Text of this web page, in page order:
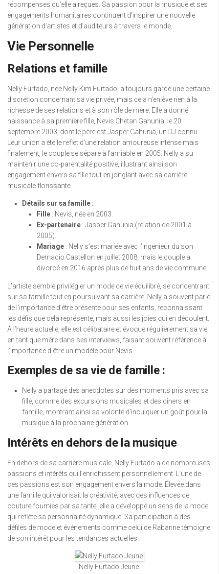
récompenses qu’elle a reçues. Sa passion pour la musique et ses
engagements humanitaires continuent d’inspirer une nouvelle
génération d’artistes et d’auditeurs à travers le monde.
Vie Personnelle
Relations et famille
Nelly Furtado, née Nelly Kim Furtado, a toujours gardé une certaine
discrétion concernant sa vie privée, mais cela n’enlève rien à la
richesse de ses relations et à son rôle de mère. Elle a donné
naissance à sa première fille, Nevis Chetan Gahunia, le 20
septembre 2003, dont le père est Jasper Gahunia, un DJ connu.
Leur union a été le reflet d’une relation amoureuse intense mais
finalement, le couple se sépare à l’amiable en 2005. Nelly a su
maintenir une co-parentalité positive, illustrant ainsi son
engagement envers sa fille tout en jonglant avec sa carrière
musicale florissante.
Détails sur sa famille :
Fille : Nevis, née en 2003.
Ex-partenaire : Jasper Gahunia (relation de 2001 à
2005).
Mariage : Nelly s’est mariée avec l’ingénieur du son
Demacio Castellon en juillet 2008, mais le couple a
divorcé en 2016 après plus de huit ans de vie commune.
L’artiste semble privilégier un mode de vie équilibré, se concentrant
sur sa famille tout en poursuivant sa carrière. Nelly a souvent parlé
de l’importance d’être présente pour ses enfants, reconnaissant
les défis que cela représente, mais aussi les joies qui en découlent.
À l’heure actuelle, elle est célibataire et évoque régulièrement sa vie
en tant que mère dans ses interviews, faisant souvent référence à
l’importance d’être un modèle pour Nevis.
Exemples de sa vie de famille :
Nelly a partagé des anecdotes sur des moments pris avec sa
fille, comme des excursions musicales et des dîners en
famille, montrant ainsi sa volonté d’inculquer un goût pour la
musique à la prochaine génération.
Intérêts en dehors de la musique
En dehors de sa carrière musicale, Nelly Furtado a de nombreuses
passions et intérêts qui l’enrichissent personnellement. L’une de
ces passions est son engagement envers la mode. Élevée dans
une famille qui valorisait la créativité, avec des influences de
couture fournies par sa tante, elle a développé un sens de la mode
qui reflète sa personnalité dynamique. Sa participation à des
défilés de mode et événements comme celui de Rabanne témoigne
de son intérêt pour les tendances actuelles.
Nelly Furtado Jeune